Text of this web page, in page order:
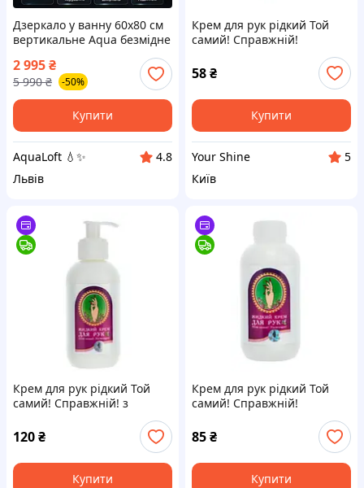
Дзеркало у ванну 60x80 см
вертикальне Aqua безмідне
срібне амальгама гарантія
36 місяців Німеччина
2 995₴
5 990 ₴ -50%
Купити
AquaLoft 💧✨
4.8
Львів
Крем для рук рідкий Той
самий! Справжній!
58₴
Купити
Your Shine
5
Київ
Крем для рук рідкий Той
самий! Справжній! з
дозатором Амальгама Люкс
200 мл
120₴
Купити
Крем для рук рідкий Той
самий! Справжній!
85₴
Купити